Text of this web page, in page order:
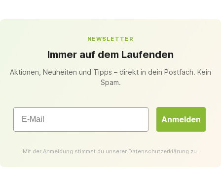
NEWSLETTER
Immer auf dem Laufenden
Aktionen, Neuheiten und Tipps – direkt in dein Postfach. Kein
Spam.
Email
Anmelden
Mit der Anmeldung stimmst du unserer Datenschutzerklärung zu.